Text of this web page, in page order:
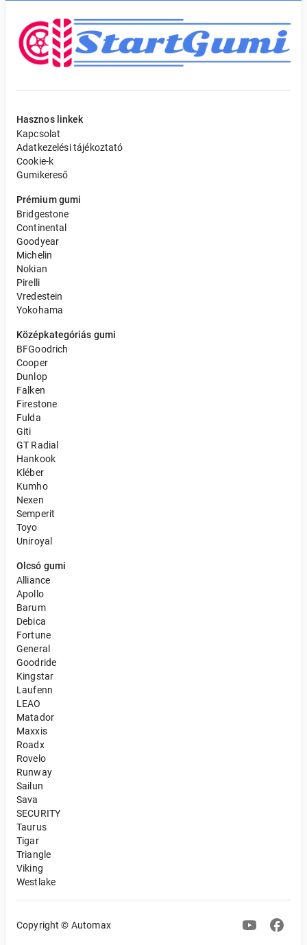
Hasznos linkek
Kapcsolat
Adatkezelési tájékoztató
Cookie-k
Gumikereső
Prémium gumi
Bridgestone
Continental
Goodyear
Michelin
Nokian
Pirelli
Vredestein
Yokohama
Középkategóriás gumi
BFGoodrich
Cooper
Dunlop
Falken
Firestone
Fulda
Giti
GT Radial
Hankook
Kléber
Kumho
Nexen
Semperit
Toyo
Uniroyal
Olcsó gumi
Alliance
Apollo
Barum
Debica
Fortune
General
Goodride
Kingstar
Laufenn
LEAO
Matador
Maxxis
Roadx
Rovelo
Runway
Sailun
Sava
SECURITY
Taurus
Tigar
Triangle
Viking
Westlake
Copyright © Automax